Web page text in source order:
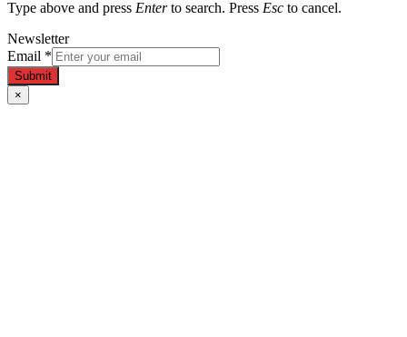
Type above and press Enterto search. Press Esc to cancel.
Newsletter
Email *
Submit
×